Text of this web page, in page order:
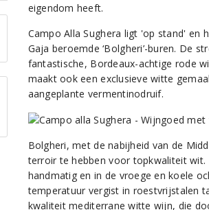
eigendom heeft.
Campo Alla Sughera ligt 'op stand' en
Gaja beroemde ‘Bolgheri’-buren. De
fantastische, Bordeaux-achtige rode
maakt ook een exclusieve witte
aangeplante vermentinodruif.
Bolgheri, met de nabijheid van de
terroir te hebben voor topkwaliteit wit.
handmatig en in de vroege en koele
temperatuur vergist in roestvrijstalen
kwaliteit mediterrane witte wijn, die